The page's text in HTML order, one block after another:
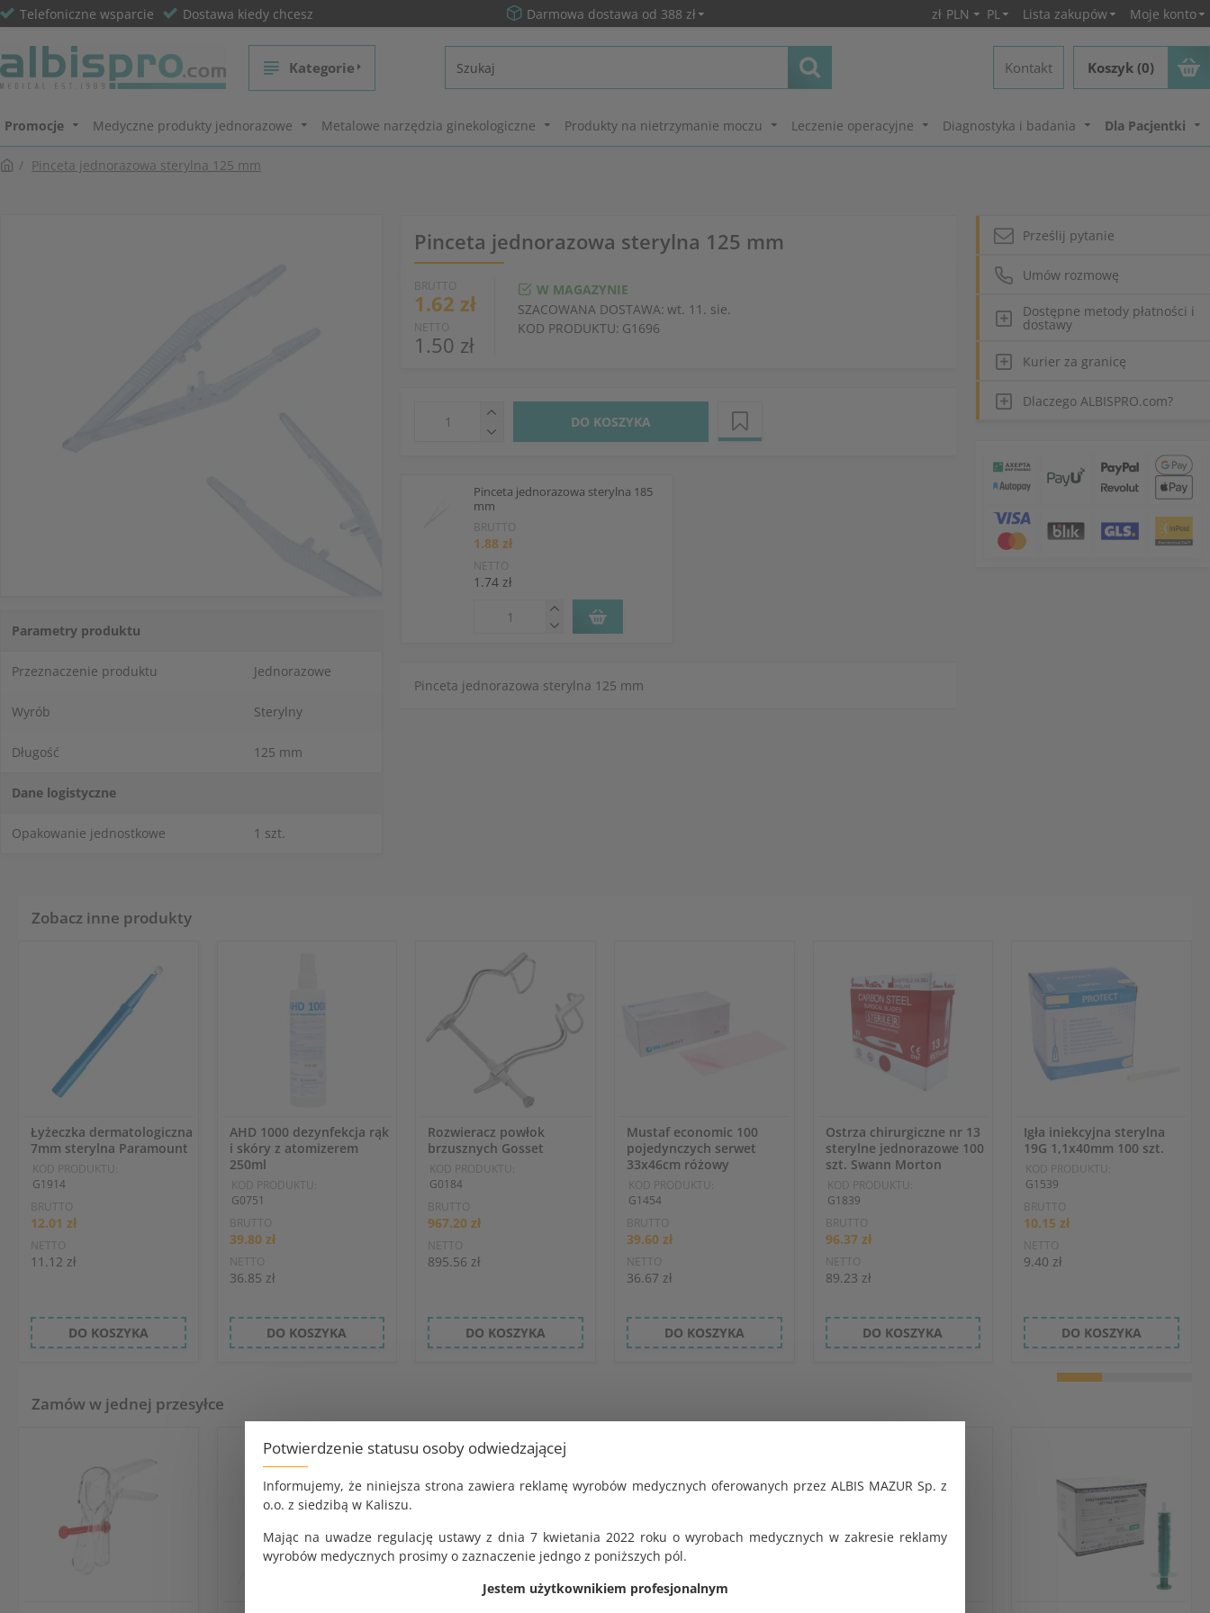
Potwierdzenie statusu osoby odwiedzającej
Informujemy, że niniejsza strona zawiera reklamę wyrobów medycznych oferowanych przez ALBIS MAZUR Sp. z
o.o. z siedzibą w Kaliszu.
Mając na uwadze regulację ustawy z dnia 7 kwietania 2022 roku o wyrobach medycznych w zakresie reklamy
wyrobów medycznych prosimy o zaznaczenie jedngo z poniższych pól.
Jestem użytkownikiem profesjonalnym
Telefoniczne wsparcie Dostawa kiedy chcesz Darmowa dostawa od 388 zł zł PLN PL Lista zakupów Moje konto
Kategorie Kontakt Koszyk (0)
Promocje Medyczne produkty jednorazowe Metalowe narzędzia ginekologiczne Produkty na nietrzymanie moczu Leczenie operacyjne Diagnostyka i badania Dla Pacjentki
Pinceta jednorazowa sterylna 125 mm
Parametry produktu
Przeznaczenie produktu Jednorazowe
Wyrób Sterylny
Długość 125 mm
Dane logistyczne
Opakowanie jednostkowe 1 szt.
Pinceta jednorazowa sterylna 125 mm
BRUTTO
1.62 zł
NETTO
1.50 zł
W MAGAZYNIE
SZACOWANA DOSTAWA: wt. 11. sie.
KOD PRODUKTU: G1696
DO KOSZYKA
Pinceta jednorazowa sterylna 185
mm
BRUTTO
1.88 zł
NETTO
1.74 zł
Pinceta jednorazowa sterylna 125 mm
Prześlij pytanie
Umów rozmowę
Dostępne metody płatności i
dostawy
Kurier za granicę
Dlaczego ALBISPRO.com?
Zobacz inne produkty
Łyżeczka dermatologiczna
7mm sterylna Paramount
KOD PRODUKTU:
G1914
BRUTTO
12.01 zł
NETTO
11.12 zł
DO KOSZYKA
AHD 1000 dezynfekcja rąk
i skóry z atomizerem
250ml
KOD PRODUKTU:
G0751
BRUTTO
39.80 zł
NETTO
36.85 zł
DO KOSZYKA
Rozwieracz powłok
brzusznych Gosset
KOD PRODUKTU:
G0184
BRUTTO
967.20 zł
NETTO
895.56 zł
DO KOSZYKA
Mustaf economic 100
pojedynczych serwet
33x46cm różowy
KOD PRODUKTU:
G1454
BRUTTO
39.60 zł
NETTO
36.67 zł
DO KOSZYKA
Ostrza chirurgiczne nr 13
sterylne jednorazowe 100
szt. Swann Morton
KOD PRODUKTU:
G1839
BRUTTO
96.37 zł
NETTO
89.23 zł
DO KOSZYKA
Igła iniekcyjna sterylna
19G 1,1x40mm 100 szt.
KOD PRODUKTU:
G1539
BRUTTO
10.15 zł
NETTO
9.40 zł
DO KOSZYKA
Zamów w jednej przesyłce